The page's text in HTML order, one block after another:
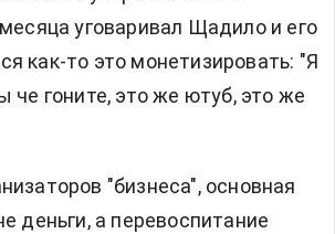
уговаривал Щадило и его
как-то это монетизировать: "Я
че гоните, это же ютуб, это же
"бизнеса", основная
деньги, а перевоспитание